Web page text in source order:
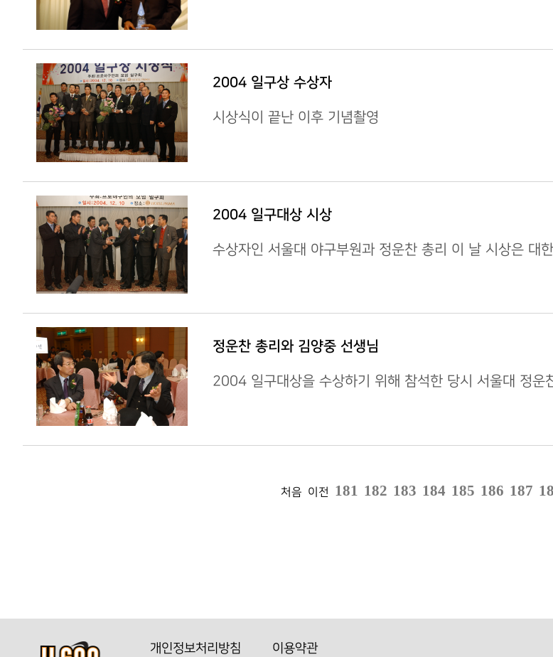
2004 일구상 수상자
시상식이 끝난 이후 기념촬영
2004 일구대상 시상
수상자인 서울대 야구부원과 정운찬 총리 이 날 시상은 대
정운찬 총리와 김양중 선생님
2004 일구대상을 수상하기 위해 참석한 당시 서울대 정운
처음 이전 181 182 183 184 185 186 187
개인정보처리방침 이용약관